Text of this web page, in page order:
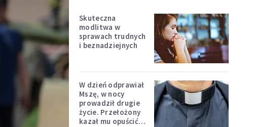
Skuteczna
modlitwa w
sprawach trudnych
i beznadziejnych
W dzień odprawiał
Mszę, w nocy
prowadził drugie
życie. Przełożony
kazał mu opuścić